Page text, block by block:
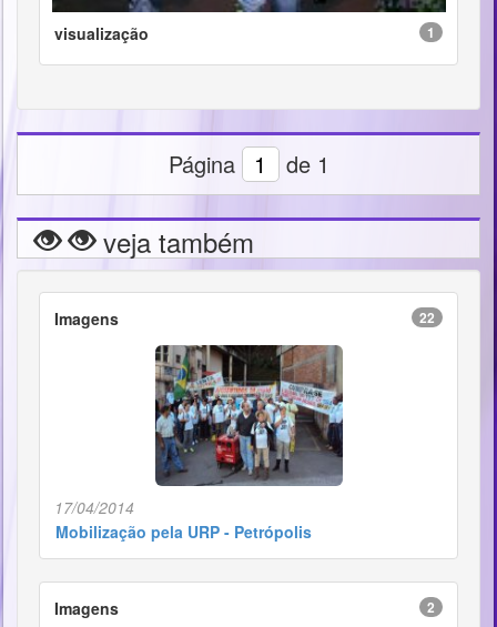
1
visualização
Página de 1
veja também
22
Imagens
17/04/2014
Mobilização pela URP - Petrópolis
2
Imagens